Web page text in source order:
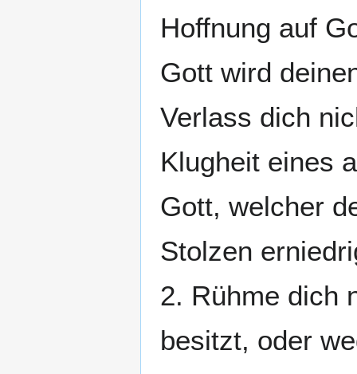
Hoffnung auf
Gott wird
Verlass dich
Klugheit eines
Gott, welcher
Stolzen
2. Rühme dich
besitzt, oder